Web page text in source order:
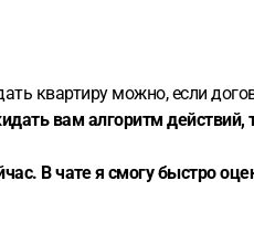
квартиру можно, если
вам алгоритм
В чате я смогу быстро